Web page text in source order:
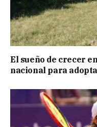
El sueño de crecer
nacional para